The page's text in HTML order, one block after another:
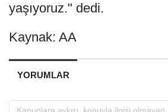
yaşıyoruz." dedi.
Kaynak: AA
YORUMLAR